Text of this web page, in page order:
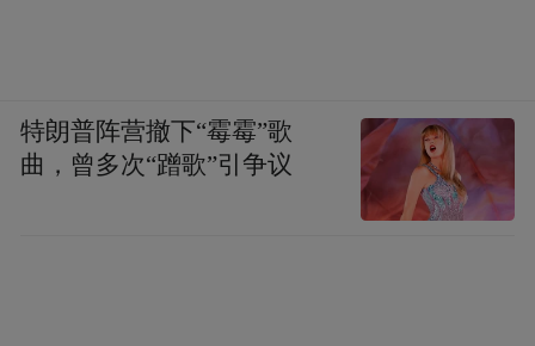
特朗普阵营撤下“霉霉”歌
曲，曾多次“蹭歌”引争议